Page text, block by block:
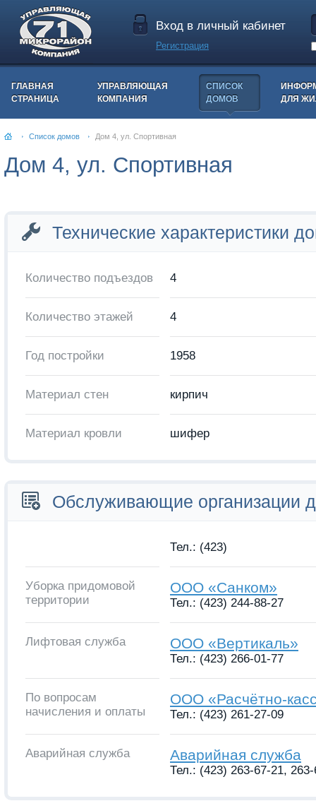
Вход в личный кабинет
Регистрация
ГЛАВНАЯ
СТРАНИЦА
УПРАВЛЯЮЩАЯ
КОМПАНИЯ
СПИСОК
ДОМОВ
ДЛЯ
Список домов Дом 4, ул. Спортивная
Дом 4, ул. Спортивная
Технические характеристики
Количество подъездов 4
Количество этажей 4
Год постройки 1958
Материал стен кирпич
Материал кровли шифер
Обслуживающие организации
Тел.: (423)
Уборка придомовой
территории
ООО «Санком»
Тел.: (423) 244-88-27
Лифтовая служба ООО «Вертикаль»
Тел.: (423) 266-01-77
По вопросам
начисления и оплаты
ООО «Расчётно-
Тел.: (423) 261-27-09
Аварийная служба Аварийная служба
Тел.: (423) 263-67-21,